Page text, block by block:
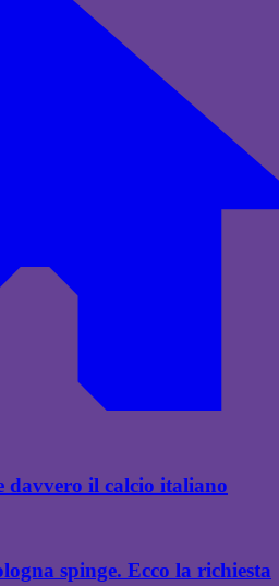
davvero il calcio italiano
spinge. Ecco la richiesta